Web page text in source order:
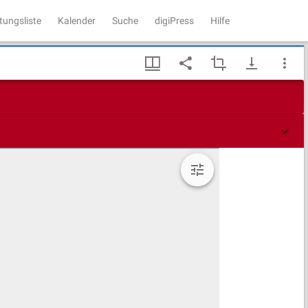
Kalender Suche digiPress Hilfe